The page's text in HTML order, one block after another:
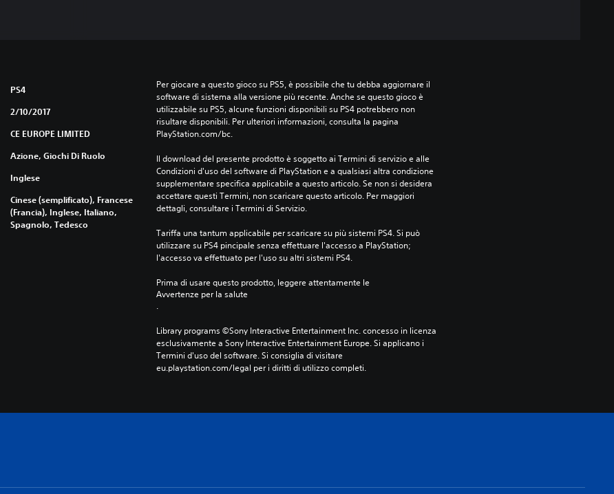
PS4
2/10/2017
CE EUROPE LIMITED
Azione, Giochi Di Ruolo
Inglese
Cinese (semplificato), Francese
(Francia), Inglese, Italiano,
Spagnolo, Tedesco
Per giocare a questo gioco su PS5, è possibile che tu debba aggiornare il
software di sistema alla versione più recente. Anche se questo gioco è
utilizzabile su PS5, alcune funzioni disponibili su PS4 potrebbero non
risultare disponibili. Per ulteriori informazioni, consulta la pagina
PlayStation.com/bc.
Il download del presente prodotto è soggetto ai Termini di servizio e alle
Condizioni d'uso del software di PlayStation e a qualsiasi altra condizione
supplementare specifica applicabile a questo articolo. Se non si desidera
accettare questi Termini, non scaricare questo articolo. Per maggiori
dettagli, consultare i Termini di Servizio.
Tariffa una tantum applicabile per scaricare su più sistemi PS4. Si può
utilizzare su PS4 pincipale senza effettuare l'accesso a PlayStation;
l'accesso va effettuato per l'uso su altri sistemi PS4.
Prima di usare questo prodotto, leggere attentamente le
Avvertenze per la salute
.
Library programs ©Sony Interactive Entertainment Inc. concesso in licenza
esclusivamente a Sony Interactive Entertainment Europe. Si applicano i
Termini d'uso del software. Si consiglia di visitare
eu.playstation.com/legal per i diritti di utilizzo completi.